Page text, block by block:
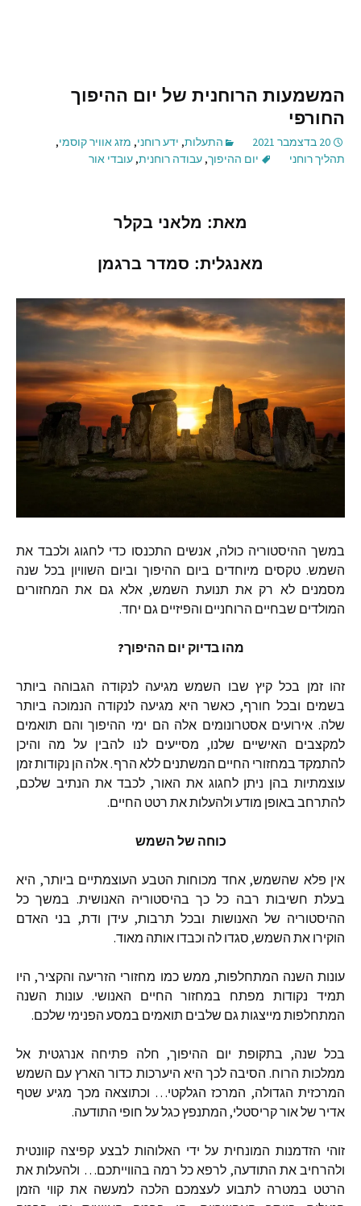
המשמעות הרוחנית של יום ההיפוך
החורפי
20 בדצמבר 2021 התעלות, ידע רוחני, מזג אוויר קוסמי,
תהליך רוחני
יום ההיפוך, עבודה רוחנית, עובדי אור
מאת: מלאני בקלר
מאנגלית: סמדר ברגמן
במשך ההיסטוריה כולה,אנשים התכנסו כדי לחגוג ולכבד את
השמש. טקסים מיוחדים ביום ההיפוך וביום השוויון בכל שנה
מסמנים לא רק את תנועת השמש, אלא גם את המחזורים
המולדים שבחיים הרוחניים והפיזיים גם יחד.
מהו בדיוק יום ההיפוך?
זהו זמן בכל קיץ שבו השמש מגיעה לנקודה הגבוהה ביותר
בשמים ובכל חורף, כאשר היא מגיעה לנקודה הנמוכה ביותר
שלה. אירועים אסטרונומים אלה הם ימי ההיפוך והם תואמים
למקצבים האישיים שלנו, מסייעים לנו להבין על מה והיכן
להתמקד במחזורי החיים המשתנים ללא הרף.אלה הן נקודותזמן
עוצמתיות בהן ניתן לחגוג את האור, לכבד את הנתיב שלכם,
להתרחב באופן מודע ולהעלותאת רטט החיים.
כוחה של השמש
אין פלא שהשמש,אחד מכוחות הטבע העוצמתיים ביותר, היא
בעלת חשיבות רבה כל כך בהיסטוריה האנושית. במשך כל
ההיסטוריה של האנושות ובכל תרבות,עידן ודת, בני האדם
הוקירו את השמש, סגדו לה וכבדו אותה מאוד.
עונות השנה המתחלפות, ממש כמו מחזורי הזריעה והקציר, היו
תמיד
נקודות מפתח במחזור החיים האנושי.עונות השנה
המתחלפות מייצגות גם שלבים תואמים במסע הפנימי שלכם.
בכל שנה, בתקופת יום ההיפוך, חלה פתיחה אנרגטית אל
ממלכות הרוח. הסיבה לכך היא היערכות כדור הארץ עם השמש
המרכזית הגדולה, המרכז הגלקטי… וכתוצאה מכך מגיע שטף
אדיר שלאורקריסטלי, המתנפץכגלעל חופי התודעה.
זוהי הזדמנות המונחית על ידי האלוהות לבצע קפיצה קוונטית
ולהרחיב את התודעה, לרפא כל רמה בהווייתכם… ולהעלות את
הרטט במטרה לתבוע לעצמכם הלכה למעשה את קווי הזמן